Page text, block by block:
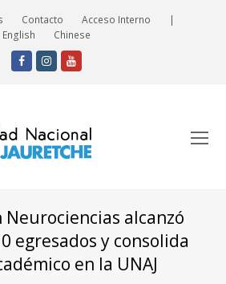
Contacto Acceso Interno
|
English
Chinese
Facebook
Instagram
Youtube
Neurociencias alcanzó
egresados y consolida
en la UNAJ